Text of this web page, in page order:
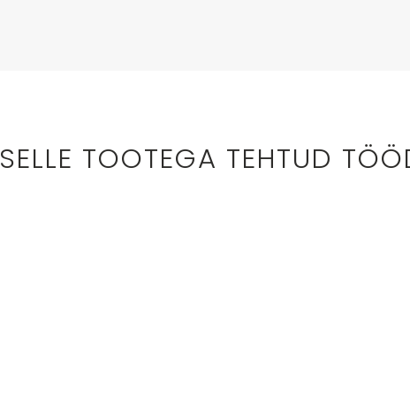
SELLE TOOTEGA TEHTUD